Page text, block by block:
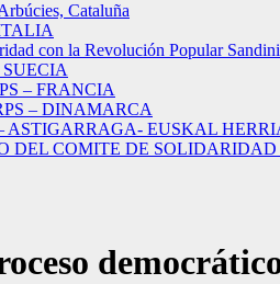
Cataluña
con la Revolución Popular
– FRANCIA
– DINAMARCA
ASTIGARRAGA- EUSKAL
DEL COMITE DE